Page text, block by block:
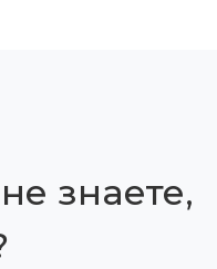
знаете,